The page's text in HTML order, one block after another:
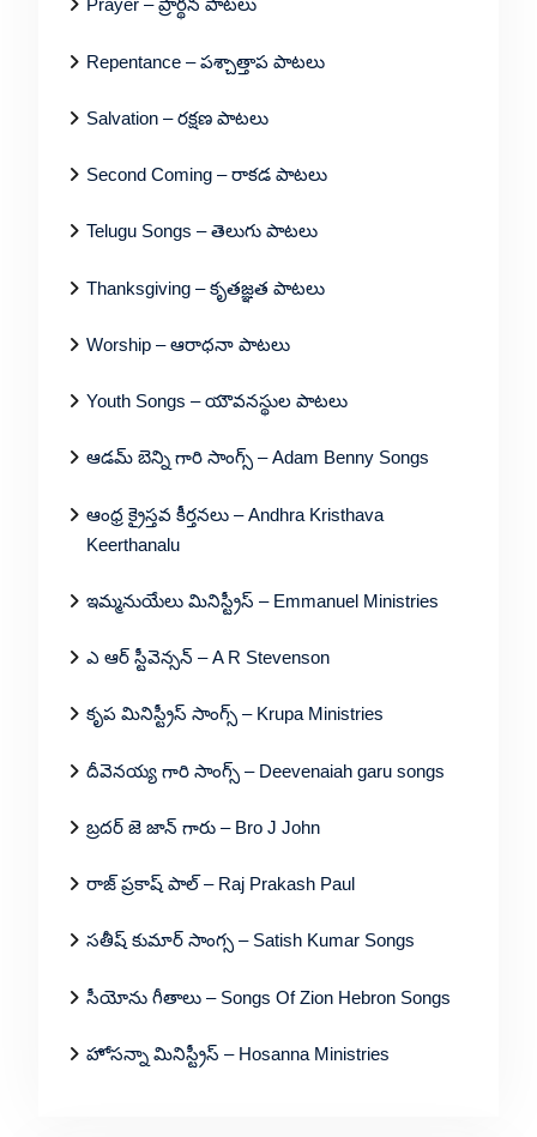
Prayer – ప్రార్థన పాటలు
Repentance – పశ్చాత్తాప పాటలు
Salvation – రక్షణ పాటలు
Second Coming – రాకడ పాటలు
Telugu Songs – తెలుగు పాటలు
Thanksgiving – కృతజ్ఞత పాటలు
Worship – ఆరాధనా పాటలు
Youth Songs – యౌవనస్థుల పాటలు
ఆడమ్ బెన్ని గారి సాంగ్స్ – Adam Benny Songs
ఆంధ్ర క్రైస్తవ కీర్తనలు – Andhra Kristhava
Keerthanalu
ఇమ్మనుయేలు మినిస్ట్రీస్ – Emmanuel Ministries
ఎ ఆర్ స్టీవెన్సన్ – A R Stevenson
కృప మినిస్ట్రీస్ సాంగ్స్ – Krupa Ministries
దీవెనయ్య గారి సాంగ్స్ – Deevenaiah garu songs
బ్రదర్ జె జాన్ గారు – Bro J John
రాజ్ ప్రకాష్ పాల్ – Raj Prakash Paul
సతీష్ కుమార్ సాంగ్స – Satish Kumar Songs
సీయోను గీతాలు – Songs Of Zion Hebron Songs
హోసన్నా మినిస్ట్రీస్ – Hosanna Ministries